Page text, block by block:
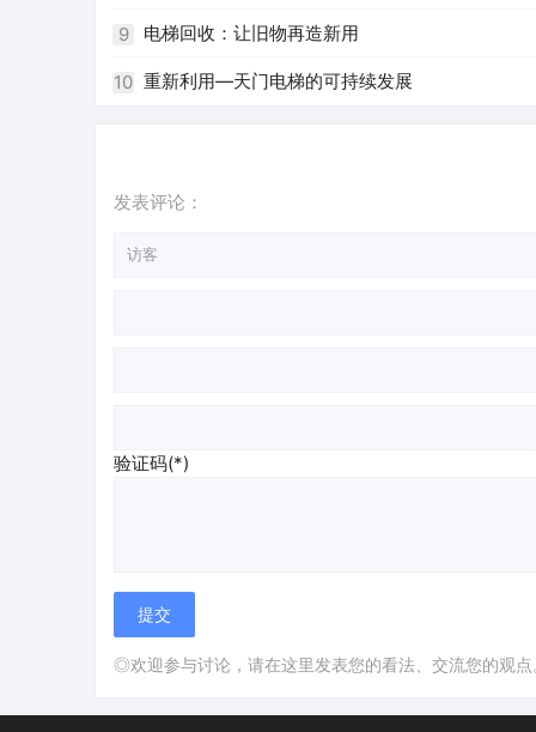
9 电梯回收：让旧物再造新用
10 重新利用—天门电梯的可持续发展
发表评论：
验证码(*)
◎欢迎参与讨论，请在这里发表您的看法、交流您的观点